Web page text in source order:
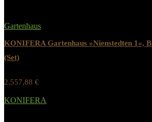
Gartenhaus
KONIFERA Gartenhaus »Nienstedten 1«,
(Set)
2.557,88 €
KONIFERA